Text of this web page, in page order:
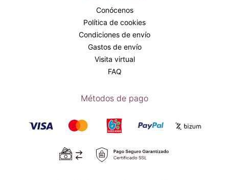
Conócenos
Política de cookies
Condiciones de envío
Gastos de envío
Visita virtual
FAQ
Métodos de pago